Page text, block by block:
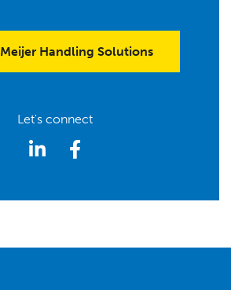
Meijer Handling Solutions
Let's connect